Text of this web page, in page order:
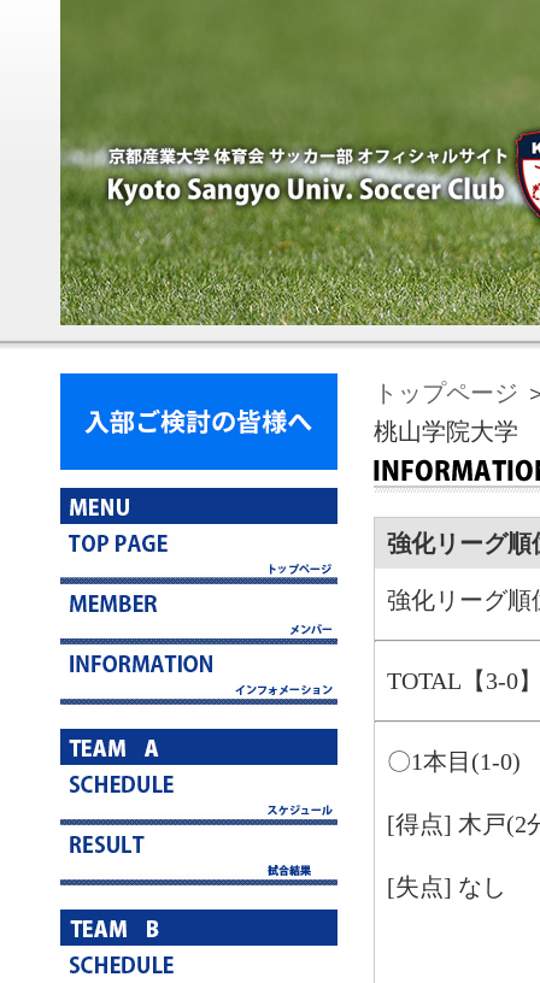
トップページ
桃山学院大学
強化リーグ順
強化リーグ順
TOTAL【3-0
〇1本目(1-0)
[得点] 木戸(2
[失点] なし